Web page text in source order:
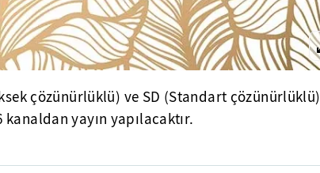
çözünürlüklü) ve SD (Standart çözünürlüklü)
yayın yapılacaktır.